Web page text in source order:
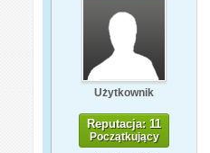
Użytkownik
Reputacja: 11
Początkujący